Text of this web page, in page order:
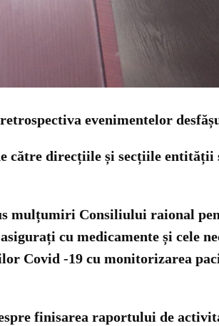
evenimentelor
către direcțiile și secțiile
mulțumiri Consiliului raional
cu medicamente și cele
Covid -19 cu monitorizarea
finisarea raportului de